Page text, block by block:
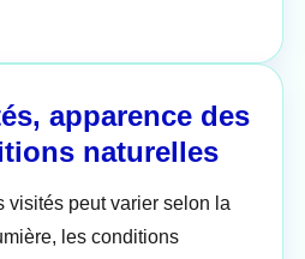
apparence des
naturelles
visités peut varier selon la
les conditions